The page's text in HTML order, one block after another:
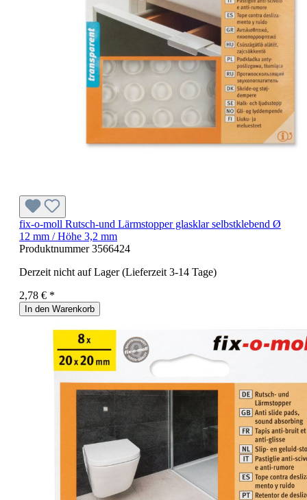
fix-o-moll Rutsch-und Lärmstopper glasklar selbstklebend Ø
12 mm / Höhe 3,2 mm
Produktnummer3566424
Derzeit nicht auf Lager (Lieferzeit 3-14 Tage)
2,78 € *
In den Warenkorb